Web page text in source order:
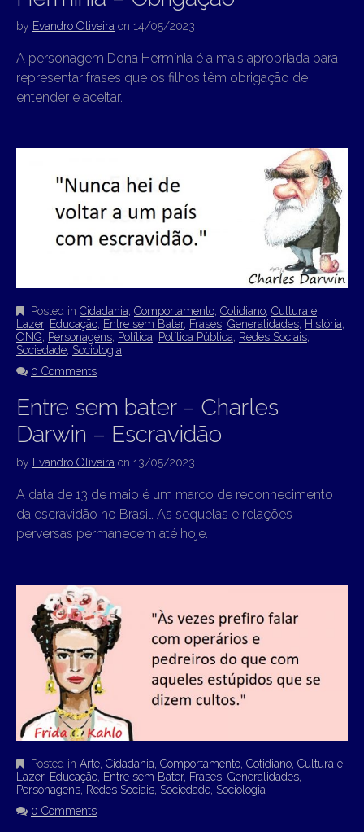
by Evandro Oliveira on 14/05/2023
A personagem Dona Hermínia é a mais apropriada para
representar frases que os filhos têm obrigação de
entender e aceitar.
Posted in Cidadania Comportamento Cotidiano Cultura e
Lazer, Educação Entre sem Bater, Frases Generalidades História
ONG
Personagens Política Política Pública Redes Sociais
Sociedade Sociologia
0 Comments
Entre sem bater – Charles
Darwin – Escravidão
by Evandro Oliveira on 13/05/2023
A data de 13 de maio é um marco de reconhecimento
da escravidão no Brasil. As sequelas e relações
perversas permanecem até hoje.
Posted in Arte Cidadania Comportamento Cotidiano Cultura e
Lazer, Educação Entre sem Bater, Frases Generalidades
Personagens Redes Sociais Sociedade Sociologia
0 Comments